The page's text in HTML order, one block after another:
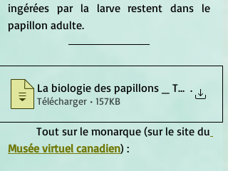
ingérées par la larve restent dans le
papillon adulte.
La biologie des papillons _ Tout sur le
.
Télécharger • 157KB
	Tout sur le monarque (sur le site du
Musée virtuel canadien) :